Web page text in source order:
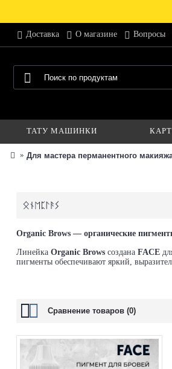
Доставка О магазине Вопросы
ТАТУ МАШИНКИ
Для мастера перманентного
Organic Brows — органические
Линейка Organic Brows создана FACE
пигменты обеспечивают яркий,
Органическая формула для
Равномерный уход пигмента со
Удобная консистенция и лёгкое
Подходят для кожи любого фототипа
Сравнение товаров (0)